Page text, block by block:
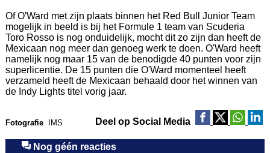
Of O'Ward met zijn plaats binnen het Red Bull Junior Team
mogelijk in beeld is bij het Formule 1 team van Scuderia
Toro Rosso is nog onduidelijk, mocht dit zo zijn dan heeft de
Mexicaan nog meer dan genoeg werk te doen. O'Ward heeft
namelijk nog maar 15 van de benodigde 40 punten voor zijn
superlicentie. De 15 punten die O'Ward momenteel heeft
verzameld heeft de Mexicaan behaald door het winnen van
de Indy Lights titel vorig jaar.
Fotografie IMS Deel op Social Media
Nog géén reacties